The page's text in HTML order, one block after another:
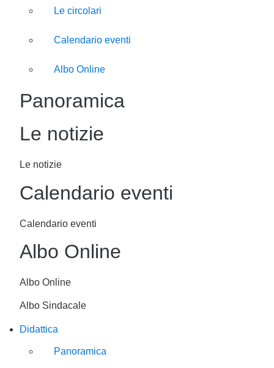
Le circolari
Calendario eventi
Albo Online
Panoramica
Le notizie
Le notizie
Calendario eventi
Calendario eventi
Albo Online
Albo Online
Albo Sindacale
Didattica
Panoramica